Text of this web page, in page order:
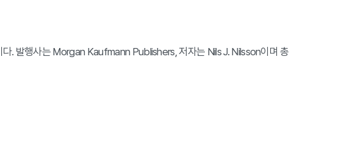
. 발행사는 Morgan Kaufmann Publishers, 저자는 Nils J. Nilsson이며 총